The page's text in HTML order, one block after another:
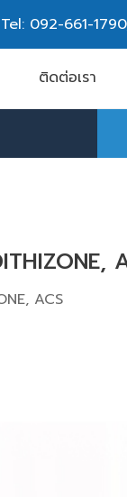
Tel: 092-661-1790
ติดต่อเรา
ACS